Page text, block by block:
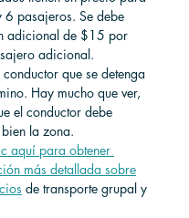
6 pasajeros. Se debe
adicional de $15 por
adicional.
conductor que se detenga
Hay mucho que ver,
el conductor debe
la zona.
aquí para obtener
más detallada sobre
de transporte grupal y